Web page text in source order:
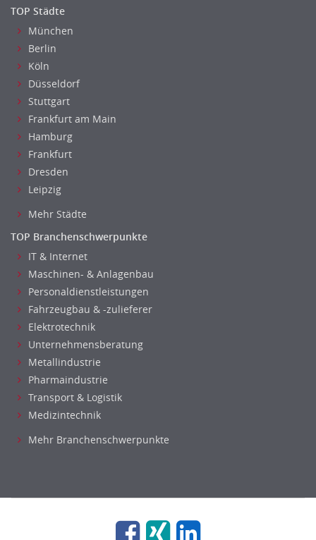
Wirtschaftsprüfung
Arbeitssicherheit
Montage
Beauty, Wellness
Elektrik, Sanitär, Heizung, Klima
Fertigung, Produktion
Gastronomie, Hotellerie
Holzhandwerk
Maler, Lackierer
Metallhandwerk
Nahrungsmittelherstellung, -verarbeitung
Raumgestaltung
Reiseverkehr, Touristik
Sicherheitsdienste, Schutzdienste
Automatisierungstechnik
Energie und Umwelttechnik
Entwicklung
Fahrzeugtechnik
TOP Städte
München
Berlin
Köln
Düsseldorf
Stuttgart
Frankfurt am Main
Hamburg
Frankfurt
Dresden
Leipzig
Mehr Städte
TOP Branchenschwerpunkte
IT & Internet
Maschinen- & Anlagenbau
Personaldienstleistungen
Fahrzeugbau & -zulieferer
Elektrotechnik
Unternehmensberatung
Metallindustrie
Pharmaindustrie
Transport & Logistik
Medizintechnik
Mehr Branchenschwerpunkte